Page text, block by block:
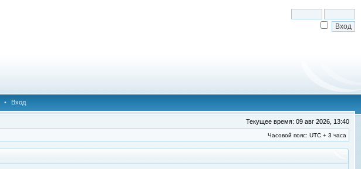
• Вход
Текущее время: 09 авг 2026, 13:40
Часовой пояс: UTC + 3 часа